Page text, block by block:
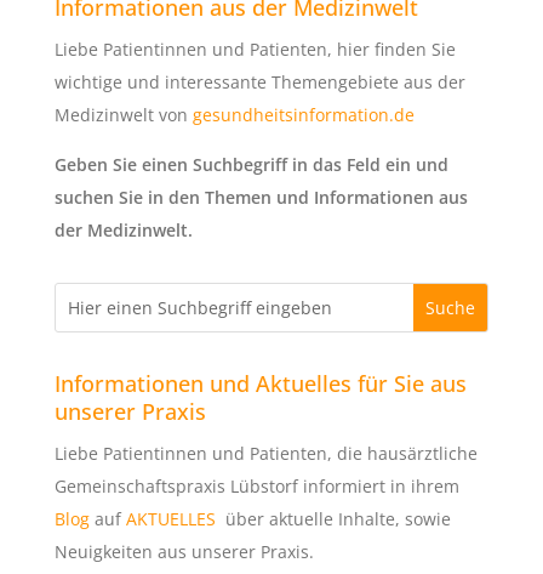
Informationen aus der Medizinwelt
Liebe Patientinnen und Patienten, hier finden Sie
wichtige und interessante Themengebiete aus der
Medizinwelt von gesundheitsinformation.de
Geben Sie einen Suchbegriff in das Feld ein und
suchen Sie in den Themen und Informationen aus
der Medizinwelt.
Informationen und Aktuelles für Sie aus
unserer Praxis
Liebe Patientinnen und Patienten, die hausärztliche
Gemeinschaftspraxis Lübstorf informiert in ihrem
BlogaufAKTUELLES über aktuelle Inhalte, sowie
Neuigkeiten aus unserer Praxis.